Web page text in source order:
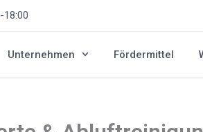
18:00
Unternehmen Fördermittel